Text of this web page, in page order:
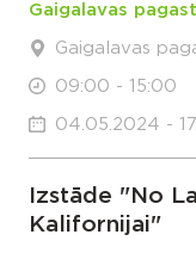
Gaigalavas
Gaigalavas
09:00 - 15:00
04.05.2024 -
Izstāde "No
Kalifornijai"